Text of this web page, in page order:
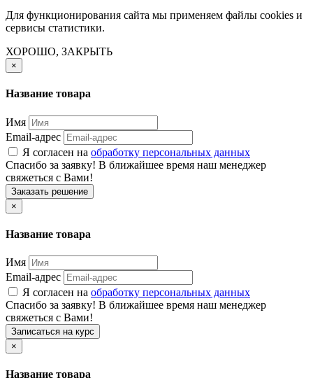
Для функционирования сайта мы применяем файлы cookies и
сервисы статистики.
ХОРОШО, ЗАКРЫТЬ
×
Название товара
Имя
Email-адрес
Я согласен на обработку персональных данных
Спасибо за заявку! В ближайшее время наш менеджер
свяжеться с Вами!
Заказать решение
×
Название товара
Имя
Email-адрес
Я согласен на обработку персональных данных
Спасибо за заявку! В ближайшее время наш менеджер
свяжеться с Вами!
Записаться на курс
×
Название товара